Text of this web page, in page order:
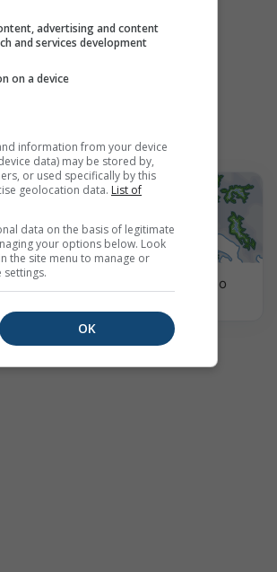
Cartes météo
advertising and content
and services development
on a device
information from your device
data) may be stored by,
or used specifically by this
geolocation data. List of
data on the basis of legitimate
your options below. Look
the site menu to manage or
OK